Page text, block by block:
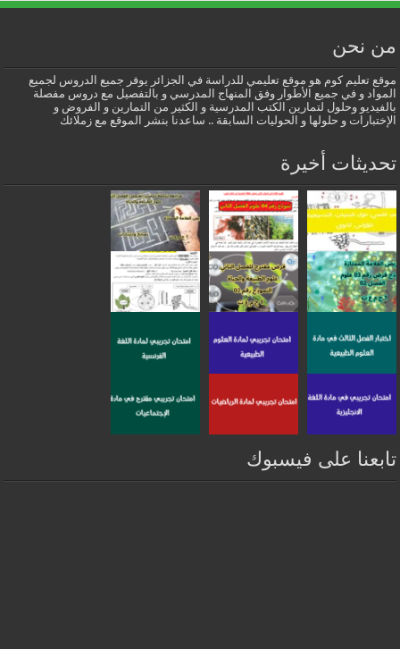
من نحن
موقع تعليم كوم هو موقع تعليمي للدراسة في الجزائر يوفر جميع الدروس لجميع
المواد و في جميع الأطوار وفق المنهاج المدرسي و بالتفصيل مع دروس مفصلة
بالفيديو وحلول لتمارين الكتب المدرسية و الكثير من التمارين و الفروض و
الإختبارات و حلولها و الحوليات السابقة .. ساعدنا بنشر الموقع مع زملائك
تحديثات أخيرة
تابعنا على فيسبوك